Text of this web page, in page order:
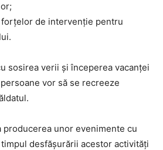
forțelor de intervenție pentru
sosirea verii și începerea vacanței
vor să se recreeze
producerea unor evenimente cu
desfășurării acestor activități